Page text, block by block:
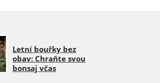
Letní bouřky bez
obav: Chraňte svou
bonsaj včas